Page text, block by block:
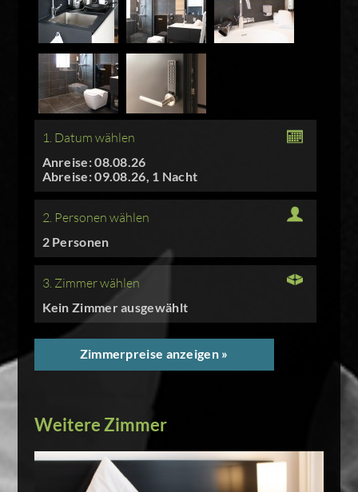
1. Datum wählen
Anreise: 08.08.26
Abreise: 09.08.26, 1 Nacht
2. Personen wählen
2 Personen
3. Zimmer wählen
Kein Zimmer ausgewählt
Zimmerpreise anzeigen »
Weitere Zimmer